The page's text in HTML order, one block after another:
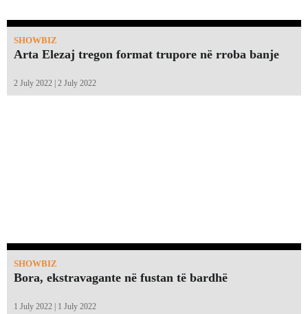
SHOWBIZ
Arta Elezaj tregon format trupore në rroba banje
2 July 2022 | 2 July 2022
SHOWBIZ
Bora, ekstravagante në fustan të bardhë
1 July 2022 | 1 July 2022